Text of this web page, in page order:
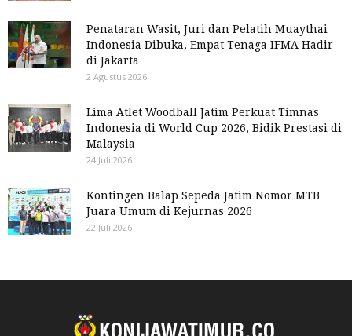
Penataran Wasit, Juri dan Pelatih Muaythai
Indonesia Dibuka, Empat Tenaga IFMA Hadir
di Jakarta
2 Agustus 2026
Lima Atlet Woodball Jatim Perkuat Timnas
Indonesia di World Cup 2026, Bidik Prestasi di
Malaysia
24 Juli 2026
Kontingen Balap Sepeda Jatim Nomor MTB
Juara Umum di Kejurnas 2026
22 Juli 2026